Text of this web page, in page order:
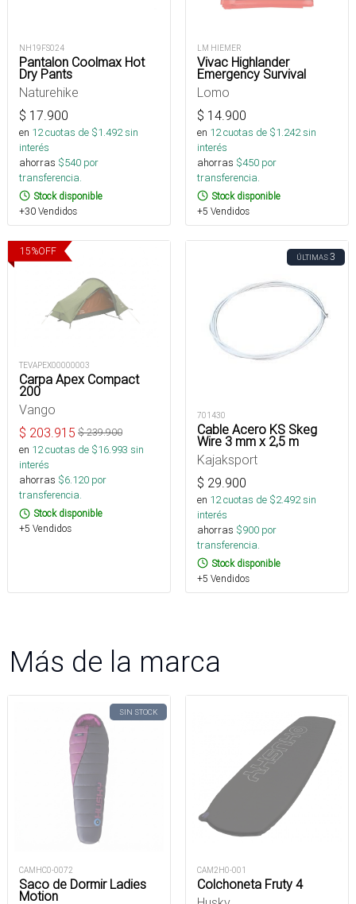
NH19FS024
Pantalon Coolmax Hot
Dry Pants
Naturehike
$ 17.900
en 12cuotas de $1.492sin
interés
ahorras $540 por
transferencia.
Stock disponible
+30 Vendidos
LM HIEMER
Vivac Highlander
Emergency Survival
Lomo
$ 14.900
en 12cuotas de $1.242sin
interés
ahorras $450 por
transferencia.
Stock disponible
+5 Vendidos
15%OFF
TEVAPEX00000003
Carpa Apex Compact
200
Vango
$ 203.915 $239.900
en 12cuotas de $16.993 sin
interés
ahorras $6.120 por
transferencia.
Stock disponible
+5 Vendidos
ÚLTIMAS3
701430
Cable Acero KS Skeg
Wire 3 mm x 2,5 m
Kajaksport
$ 29.900
en 12cuotas de $2.492sin
interés
ahorras $900 por
transferencia.
Stock disponible
+5 Vendidos
Más de la marca
SIN STOCK
CAMHC0-0072
Saco de Dormir Ladies
Motion
CAM2H0-001
Colchoneta Fruty 4